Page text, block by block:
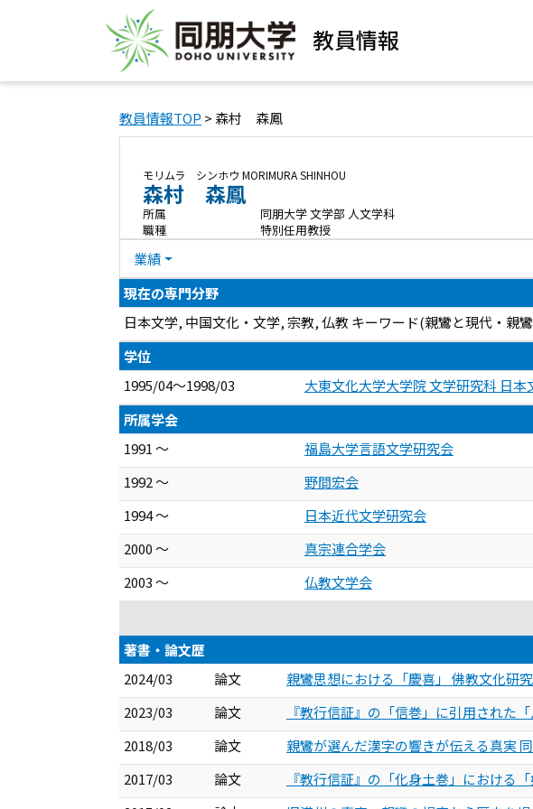
教員情報
教員情報TOP > 森村 森鳳
モリムラ シンホウ MORIMURA SHINHOU
森村 森鳳
所属
同朋大学 文学部 人文学科
職種
特別任用教授
業績
現在の専門分野
日本文学, 中国文化・文学, 宗教, 仏教 キーワード(親鸞と現代・
学位
1995/04～1998/03
大東文化大学大学院 文学研究科 日本
所属学会
1991 ～
福島大学言語文学研究会
1992 ～
野間宏会
1994 ～
日本近代文学研究会
2000 ～
真宗連合学会
2003 ～
仏教文学会
著書・論文歴
2024/03
論文
親鸞思想における「慶喜」 佛教文化研
2023/03
論文
『教行信証』の「信巻」に引用された
2018/03
論文
親鸞が選んだ漢字の響きが伝える真実
2017/03
論文
『教行信証』の「化身土巻」における